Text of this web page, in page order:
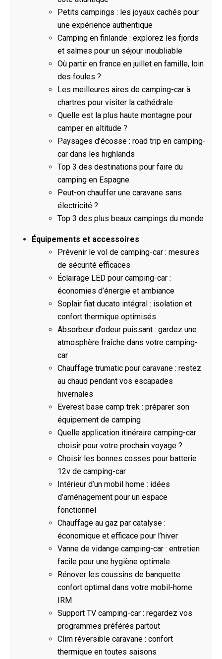
Petits campings : les joyaux cachés pour
une expérience authentique
Camping en finlande : explorez les fjords
et salmes pour un séjour inoubliable
Où partir en france en juillet en famille, loin
des foules ?
Les meilleures aires de camping-car à
chartres pour visiter la cathédrale
Quelle est la plus haute montagne pour
camper en altitude ?
Paysages d’écosse : road trip en camping-
car dans les highlands
Top 3 des destinations pour faire du
camping en Espagne
Peut-on chauffer une caravane sans
électricité ?
Top 3 des plus beaux campings du monde
Équipements et accessoires
Prévenir le vol de camping-car : mesures
de sécurité efficaces
Éclairage LED pour camping-car :
économies d’énergie et ambiance
Soplair fiat ducato intégral : isolation et
confort thermique optimisés
Absorbeur d’odeur puissant : gardez une
atmosphère fraîche dans votre camping-
car
Chauffage trumatic pour caravane : restez
au chaud pendant vos escapades
hivernales
Everest base camp trek : préparer son
équipement de camping
Quelle application itinéraire camping-car
choisir pour votre prochain voyage ?
Choisir les bonnes cosses pour batterie
12v de camping-car
Intérieur d’un mobil home : idées
d’aménagement pour un espace
fonctionnel
Chauffage au gaz par catalyse :
économique et efficace pour l’hiver
Vanne de vidange camping-car : entretien
facile pour une hygiène optimale
Rénover les coussins de banquette :
confort optimal dans votre mobil-home
IRM
Support TV camping-car : regardez vos
programmes préférés partout
Clim réversible caravane : confort
thermique en toutes saisons